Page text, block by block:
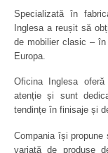
Specializată în
Inglesa a reușit să
de mobilier clasic –
Europa.
Oficina Inglesa
atenție și sunt
tendințe în finisaje și
Compania își
variată de produse